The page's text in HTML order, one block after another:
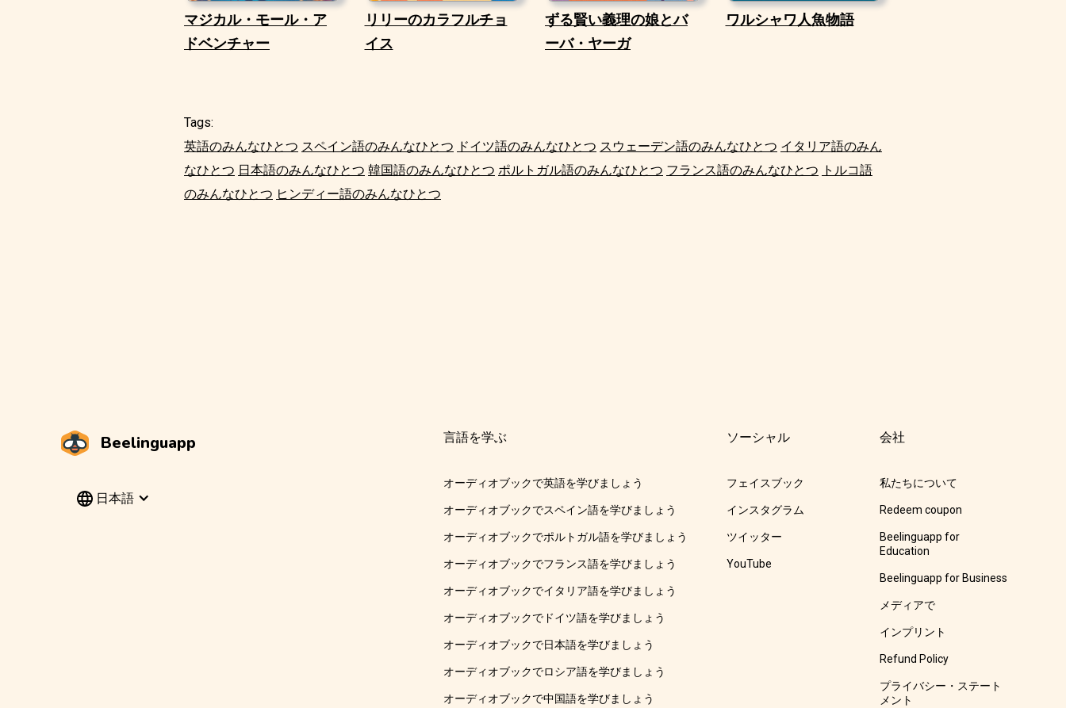
マジカル・モール・ア
ドベンチャー
リリーのカラフルチョ
イス
ずる賢い義理の娘とバ
ーバ・ヤーガ
ワルシャワ人魚物語
Tags:
英語のみんなひとつ スペイン語のみんなひとつ ドイツ語のみんなひとつ スウェーデン語のみんなひとつ イタリア語のみん
なひとつ 日本語のみんなひとつ 韓国語のみんなひとつ ポルトガル語のみんなひとつ フランス語のみんなひとつ トルコ語
のみんなひとつ ヒンディー語のみんなひとつ
Beelinguapp
日本語
言語を学ぶ
オーディオブックで英語を学びましょう
オーディオブックでスペイン語を学びましょう
オーディオブックでポルトガル語を学びましょう
オーディオブックでフランス語を学びましょう
オーディオブックでイタリア語を学びましょう
オーディオブックでドイツ語を学びましょう
オーディオブックで日本語を学びましょう
オーディオブックでロシア語を学びましょう
オーディオブックで中国語を学びましょう
ソーシャル
フェイスブック
インスタグラム
ツイッター
YouTube
会社
私たちについて
Redeem coupon
Beelinguapp for
Education
Beelinguapp for Business
メディアで
インプリント
Refund Policy
プライバシー・ステート
メント